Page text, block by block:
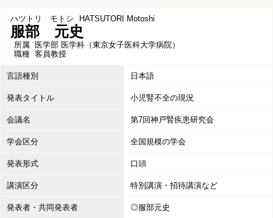
ハツトリ モトシ HATSUTORI Motoshi
服部 元史
所属 医学部 医学科（東京女子医科大学病院）
職種 客員教授
言語種別 日本語
発表タイトル 小児腎不全の現況
会議名 第7回神戸腎疾患研究会
学会区分 全国規模の学会
発表形式 口頭
講演区分 特別講演・招待講演など
発表者・共同発表者 ◎服部元史